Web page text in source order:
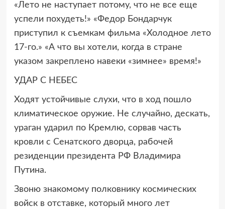
«Лето не наступает потому, что не все еще
успели похудеть!» «Федор Бондарчук
приступил к съемкам фильма «Холодное лето
17-го.» «А что вы хотели, когда в стране
указом закреплено навеки «зимнее» время!»
УДАР С НЕБЕС
Ходят устойчивые слухи, что в ход пошло
климатическое оружие. Не случайно, дескать,
ураган ударил по Кремлю, сорвав часть
кровли с Сенатского дворца, рабочей
резиденции президента РФ Владимира
Путина.
Звоню знакомому полковнику космических
войск в отставке, который много лет